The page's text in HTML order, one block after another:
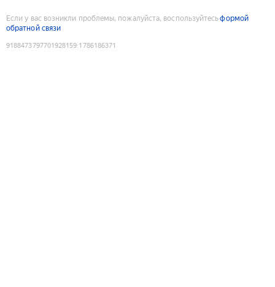
Если у вас возникли проблемы, пожалуйста, воспользуйтесьформой
обратной связи
9188473797701928159:1786186371